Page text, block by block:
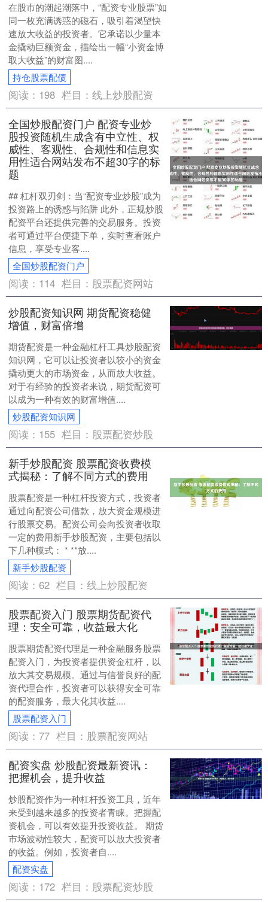
在股市的潮起潮落中，“配资专业股票”如
同一枚充满诱惑的磁石，吸引着渴望快
速放大收益的投资者。它承诺以少量本
金撬动巨额资金，描绘出一幅“小资金博
取大收益”的财富图....
持仓股票配债
阅读： 198 栏目：线上炒股配资
全国炒股配资门户 配资专业炒
股投资随机生成含有中立性、权
威性、客观性、合规性和信息实
用性适合网站发布不超30字的标
题
## 杠杆双刃剑：当“配资专业炒股”成为
投资路上的诱惑与陷阱 此外，正规炒股
配资平台还提供完善的交易服务。投资
者可通过平台便捷下单，实时查看账户
信息，享受专业客....
全国炒股配资门户
阅读： 114 栏目： 股票配资网站
炒股配资知识网 期货配资稳健
增值，财富倍增
期货配资是一种金融杠杆工具炒股配资
知识网，它可以让投资者以较小的资金
撬动更大的市场资金，从而放大收益。
对于有经验的投资者来说，期货配资可
以成为一种有效的财富增值....
炒股配资知识网
阅读： 155 栏目： 股票配资炒股
新手炒股配资 股票配资收费模
式揭秘：了解不同方式的费用
股票配资是一种杠杆投资方式，投资者
通过向配资公司借款，放大资金规模进
行股票交易。配资公司会向投资者收取
一定的费用新手炒股配资，主要包括以
下几种模式： * **放....
新手炒股配资
阅读：62 栏目：线上炒股配资
股票配资入门 股票期货配资代
理：安全可靠，收益最大化
股票期货配资代理是一种金融服务股票
配资入门，为投资者提供资金杠杆，以
放大其交易规模。通过与信誉良好的配
资代理合作，投资者可以获得安全可靠
的配资服务，最大化其收益....
股票配资入门
阅读：77 栏目： 股票配资网站
配资实盘 炒股配资最新资讯：
把握机会，提升收益
炒股配资作为一种杠杆投资工具，近年
来受到越来越多的投资者青睐。把握配
资机会，可以有效提升投资收益。 期货
市场波动性较大，配资可以放大投资者
的收益。例如，投资者自....
配资实盘
阅读： 172 栏目： 股票配资炒股